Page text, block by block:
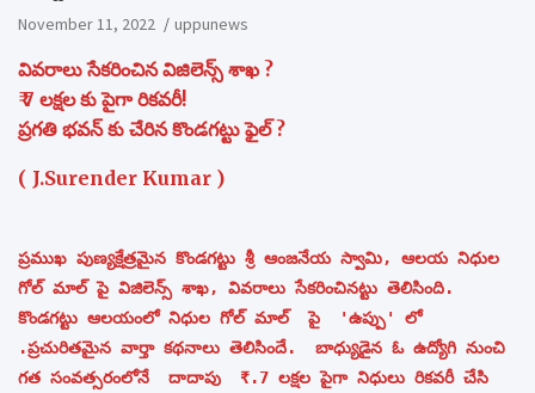
November 11, 2022 uppunews
వివరాలు సేకరించిన విజిలెన్స్ శాఖ ?
₹ 7 లక్షల కు పైగా రికవరీ!
ప్రగతి భవన్ కు చేరిన కొండగట్టు ఫైల్ ?
( J.Surender Kumar )
ప్రముఖ పుణ్యక్షేత్రమైన కొండగట్టు శ్రీ ఆంజనేయ స్వామి, ఆలయ నిధుల
గోల్ మాల్ పై విజిలెన్స్ శాఖ, వివరాలు సేకరించినట్టు తెలిసింది.
కొండగట్టు ఆలయంలో నిధుల గోల్ మాల్ పై 'ఉప్పు' లో
.ప్రచురితమైన వార్తా కథనాలు తెలిసిందే. బాధ్యుడైన ఓ ఉద్యోగి నుంచి
గత సంవత్సరంలోనే దాదాపు ₹.7 లక్షల పైగా నిధులు రికవరీ చేసి